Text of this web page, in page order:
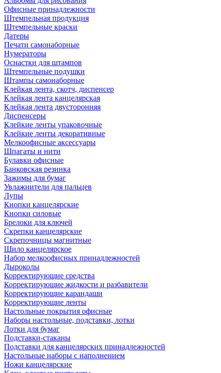
Офисные принадлежности
Штемпельная продукция
Штемпельные краски
Датеры
Печати самонаборные
Нумераторы
Оснастки для штампов
Штемпельные подушки
Штампы самонаборные
Клейкая лента, скотч, диспенсер
Клейкая лента канцелярская
Клейкая лента двусторонняя
Диспенсеры
Клейкие ленты упаковочные
Клейкие ленты декоративные
Мелкоофисные аксессуары
Шпагаты и нити
Булавки офисные
Банковская резинка
Зажимы для бумаг
Увлажнители для пальцев
Лупы
Кнопки канцелярские
Кнопки силовые
Брелоки для ключей
Скрепки канцелярские
Скрепочницы магнитные
Шило канцелярское
Набор мелкоофисных принадлежностей
Дыроколы
Корректирующие средства
Корректирующие жидкости и разбавители
Корректирующие карандаши
Корректирующие ленты
Настольные покрытия офисные
Наборы настольные, подставки, лотки
Лотки для бумаг
Подставки-стаканы
Подставки для канцелярских принадлежностей
Настольные наборы с наполнением
Ножи канцелярские